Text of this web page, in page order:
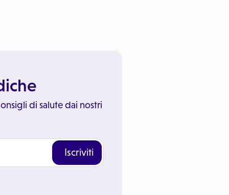
di salute dai nostri
Iscriviti